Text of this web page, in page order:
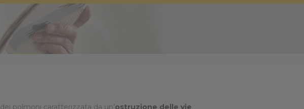
dei polmoni caratterizzata da un’ostruzione delle vie
❮